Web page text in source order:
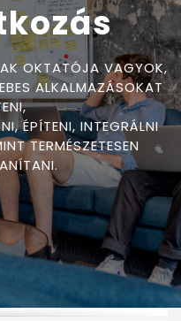
OKTATÓJA VAGYOK,
ALKALMAZÁSOKAT
ÉPÍTENI, INTEGRÁLNI
TERMÉSZETESEN